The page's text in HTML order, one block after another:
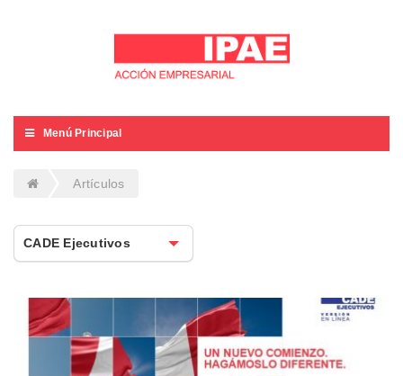
Menú Principal
Artículos
CADE Ejecutivos
CADE Ejecutivos